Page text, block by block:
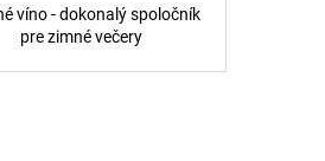
víno - dokonalý spoločník
pre zimné večery